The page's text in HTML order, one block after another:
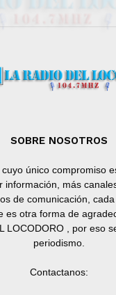
SOBRE NOSOTROS
único compromiso
información, más
de comunicación,
es otra forma de
LOCODORO , por eso
periodismo.
Contactanos: